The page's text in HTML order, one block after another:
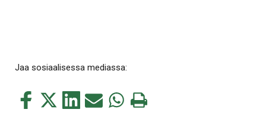
Jaa sosiaalisessa mediassa:
Jaa
Jaa
Jaa Jaa Jaa Tulosta